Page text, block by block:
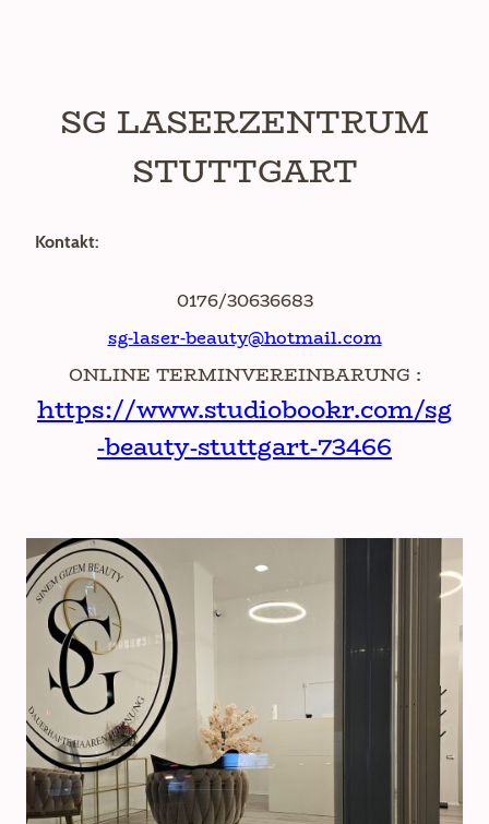
SG LASERZENTRUM
STUTTGART
Kontakt:
0176/30636683
sg-laser-beauty@hotmail.com
ONLINE TERMINVEREINBARUNG :
https://www.studiobookr.com/sg
-beauty-stuttgart-73466